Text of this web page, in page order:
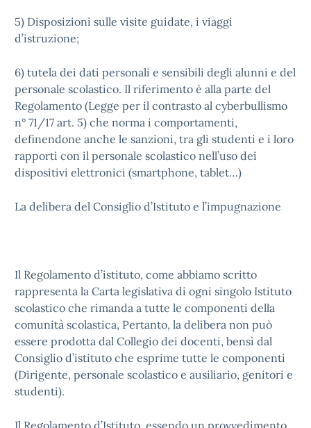
5) Disposizioni sulle visite guidate, i viaggi
d’istruzione;
6) tutela dei dati personali e sensibili degli alunni e del
personale scolastico. Il riferimento è alla parte del
Regolamento (Legge per il contrasto al cyberbullismo
n° 71/17 art. 5) che norma i comportamenti,
definendone anche le sanzioni, tra gli studenti e i loro
rapporti con il personale scolastico nell’uso dei
dispositivi elettronici (smartphone, tablet…)
La delibera del Consiglio d’Istituto e l’impugnazione
Il Regolamento d’istituto, come abbiamo scritto
rappresenta la Carta legislativa di ogni singolo Istituto
scolastico che rimanda a tutte le componenti della
comunità scolastica, Pertanto, la delibera non può
essere prodotta dal Collegio dei docenti, bensì dal
Consiglio d’istituto che esprime tutte le componenti
(Dirigente, personale scolastico e ausiliario, genitori e
studenti).
Il Regolamento d’Istituto, essendo un provvedimento